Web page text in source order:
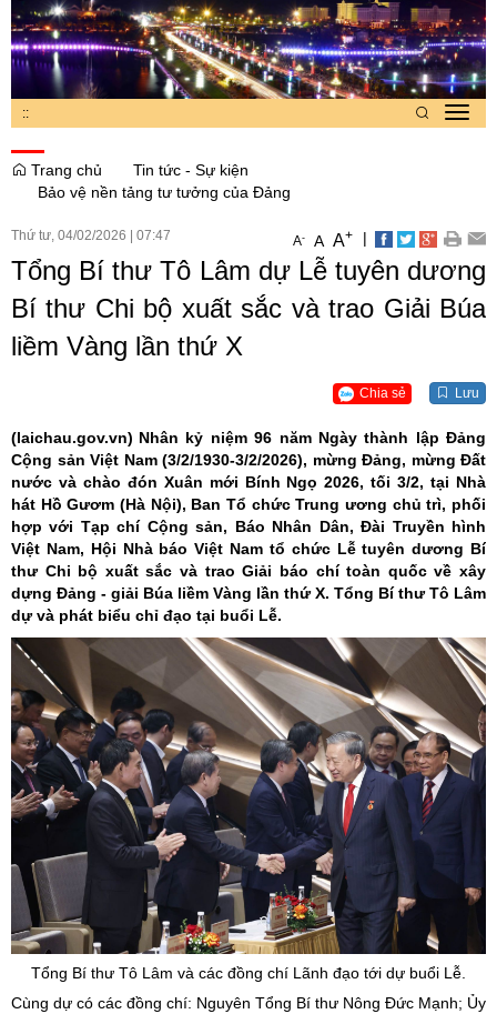
::
Trang chủ
Tin tức - Sự kiện
Bảo vệ nền tảng tư tưởng của Đảng
Thứ tư, 04/02/2026 07:47 A- A A+ |
Tổng Bí thư Tô Lâm dự Lễ tuyên dương
Bí thư Chi bộ xuất sắc và trao Giải Búa
liềm Vàng lần thứ X
Chia sẻ Lưu
(laichau.gov.vn) Nhân kỷ niệm 96 năm Ngày thành lập Đảng
Cộng sản Việt Nam (3/2/1930-3/2/2026), mừng Đảng, mừng Đất
nước và chào đón Xuân mới Bính Ngọ 2026, tối 3/2, tại Nhà
hát Hồ Gươm (Hà Nội), Ban Tổ chức Trung ương chủ trì, phối
hợp với Tạp chí Cộng sản, Báo Nhân Dân, Đài Truyền hình
Việt Nam, Hội Nhà báo Việt Nam tổ chức Lễ tuyên dương Bí
thư Chi bộ xuất sắc và trao Giải báo chí toàn quốc về xây
dựng Đảng - giải Búa liềm Vàng lần thứ X. Tổng Bí thư Tô Lâm
dự và phát biểu chỉ đạo tại buổi Lễ.
Tổng Bí thư Tô Lâm và các đồng chí Lãnh đạo tới dự buổi Lễ.
Cùng dự có các đồng chí: Nguyên Tổng Bí thư Nông Đức Mạnh; Ủy